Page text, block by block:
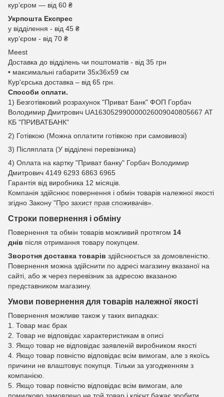
курʼєром — від 60 ₴
Укрпошта Експрес
у відділення - від 45 ₴
курʼєром - від 70 ₴
Meest
Доставка до відділень чи поштоматів - від 35 грн
• максимальні габарити 35x36x59 см
Кур'єрська доставка – від 65 грн.
Способи оплати.
1) Безготівковий розрахунок "Приват Банк" ФОП Горбач
Володимир Дмитрович UA163052990000026009040805667 АТ
КБ "ПРИВАТБАНК"
2) Готівкою (Можна оплатити готівкою при самовивозі)
3) Післяплата (У відділені перевізника)
4) Оплата на картку "Приват банку" Горбач Володимир
Дмитрович 4149 6293 6863 6965
Гарантія від виробника 12 місяців.
Компанія здійснює повернення і обмін товарів належної якості
згідно Закону "Про захист прав споживачів».
Строки повернення і обміну
Повернення та обмін товарів можливий протягом 14
днів після отримання товару покупцем.
Зворотня доставка товарів здійснюється за домовленістю.
Повернення можна здійснити по адресі магазину вказаної на
сайті, або ж через перевізник за адресою вказаною
представником магазину.
Умови повернення для товарів належної якості
Повернення можливе також у таких випадках:
1. Товар має брак
2. Товар не відповідає характеристикам в описі
3. Якщо товар не відповідає заявленій виробником якості
4. Якщо товар повністю відповідає всім вимогам, але з якоїсь
причини не влаштовує покупця. Тільки за узгодженням з
компанією.
5. Якщо товар повністю відповідає всім вимогам, але